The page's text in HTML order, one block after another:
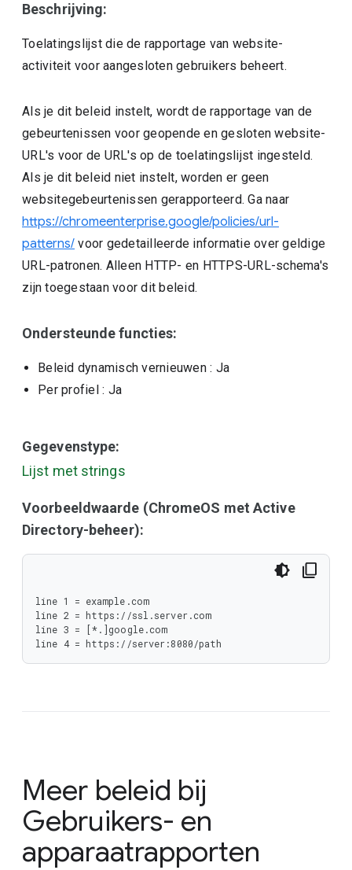
Beschrijving:
Toelatingslijst die de rapportage van website-
activiteit voor aangesloten gebruikers beheert.
Als je dit beleid instelt, wordt de rapportage van de
gebeurtenissen voor geopende en gesloten website-
URL's voor de URL's op de toelatingslijst ingesteld.
Als je dit beleid niet instelt, worden er geen
websitegebeurtenissen gerapporteerd. Ga naar
https://chromeenterprise.google/policies/url-
patterns/ voor gedetailleerde informatie over geldige
URL-patronen. Alleen HTTP- en HTTPS-URL-schema's
zijn toegestaan voor dit beleid.
Ondersteunde functies:
Beleid dynamisch vernieuwen : Ja
Per profiel : Ja
Gegevenstype:
Lijst met strings
Voorbeeldwaarde (ChromeOS met Active
Directory-beheer):
line 1 = example.com
line 2 = https://ssl.server.com
line 3 = [*.]google.com
line 4 = https://server:8080/path
Meer beleid bij
Gebruikers- en
apparaatrapporten